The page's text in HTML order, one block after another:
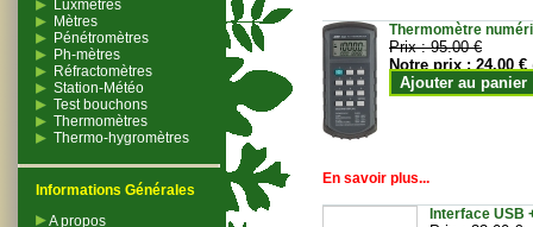
Luxmètres
Mètres
Pénétromètres
Ph-mètres
Réfractomètres
Station-Météo
Test bouchons
Thermomètres
Thermo-hygromètres
Informations Générales
A propos
Thermomètre
Prix :95.00 €
Notre prix :24.00 €
Ajouter au panier
En savoir plus...
Interface USB